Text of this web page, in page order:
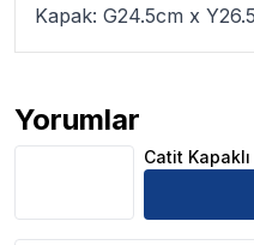
Kapak: G24.5cm x
Yorumlar
Catit Kapaklı Kedi
Catit